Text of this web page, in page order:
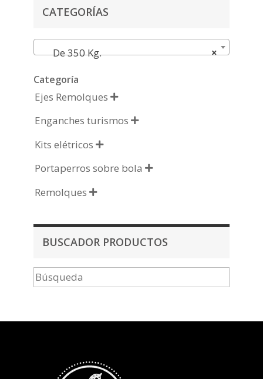
CATEGORÍAS
×
De 350 Kg.
Categoría
Ejes Remolques 
Enganches turismos 
Kits elétricos 
Portaperros sobre bola 
Remolques 
BUSCADOR PRODUCTOS